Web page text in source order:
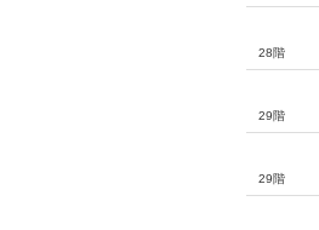
28階
29階
29階